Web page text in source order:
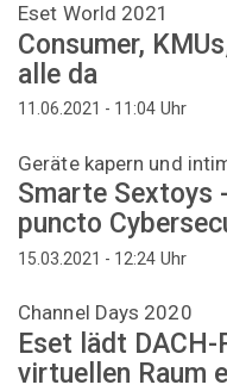
Eset World 2021
Consumer,
alle da
11.06.2021 - 11:04 Uhr
Geräte kapern und
Smarte Sextoys
puncto
15.03.2021 - 12:24 Uhr
Channel Days 2020
Eset lädt
virtuellen Raum